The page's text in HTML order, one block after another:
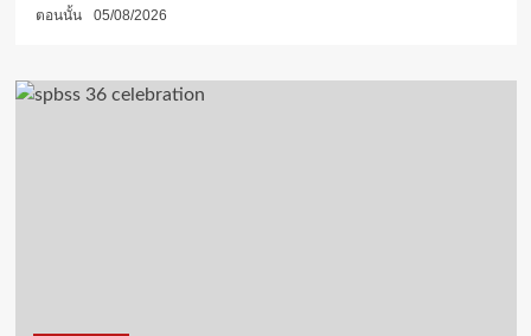
ตอนนั้น 05/08/2026